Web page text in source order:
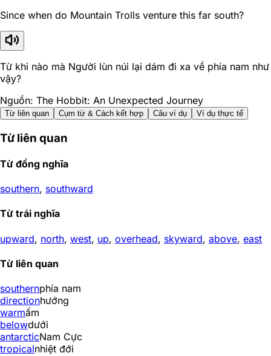
Since when do Mountain Trolls venture this far south?
Từ khi nào mà Người lùn núi lại dám đi xa về phía nam như
vậy?
Nguồn: The Hobbit: An Unexpected Journey
Từ liên quan Cụm từ & Cách kết hợp Câu ví dụ Ví dụ thực tế
Từ liên quan
Từ đồng nghĩa
southern, southward
Từ trái nghĩa
upward, north, west, up, overhead, skyward, above, east
Từ liên quan
southernphía nam
directionhướng
warmấm
belowdưới
antarcticNam Cực
tropicalnhiệt đới